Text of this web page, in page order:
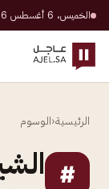
الخميس، 6 أغسطس 2026 · 23 صفر 1448 هـ
الرئيسية‹الوسوم
#